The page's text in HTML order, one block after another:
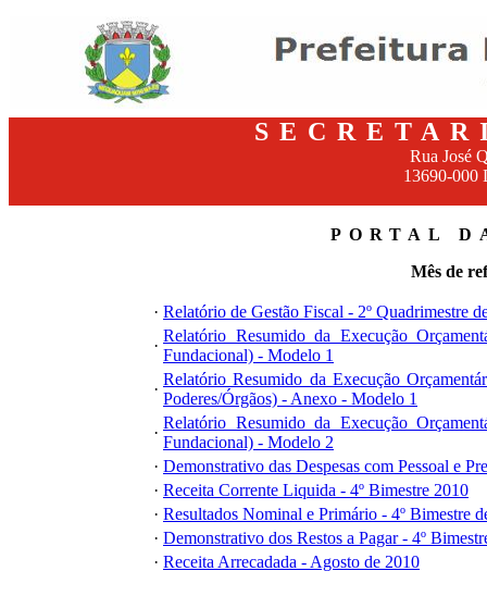
Rua José
13690-000
PORTAL
Mês de
· Relatório de Gestão Fiscal - 2º Quadrimestre
·
Relatório Resumido da Execução
Fundacional) - Modelo 1
·
Relatório Resumido da Execução
Poderes/Órgãos) - Anexo - Modelo 1
·
Relatório Resumido da Execução
Fundacional) - Modelo 2
· Demonstrativo das Despesas com Pessoal e
· Receita Corrente Liquida - 4º Bimestre 2010
· Resultados Nominal e Primário - 4º Bimestre
· Demonstrativo dos Restos a Pagar - 4º
· Receita Arrecadada - Agosto de 2010